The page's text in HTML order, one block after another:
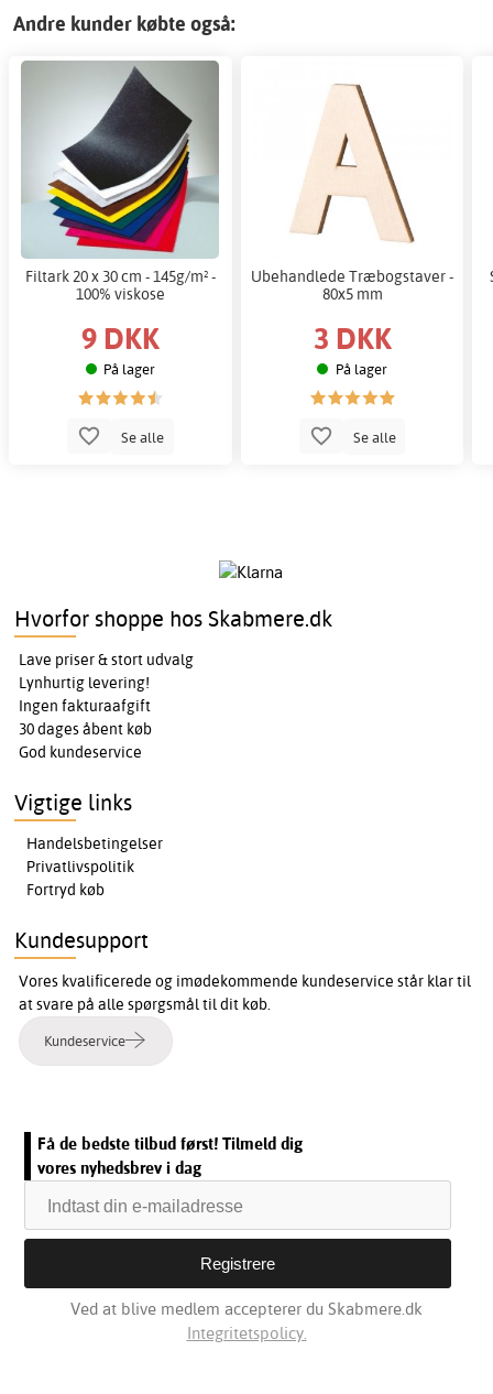
Andre kunder købte også:
Filtark 20 x 30 cm - 145g/m² -
100% viskose
9 DKK
På lager
Se alle
Ubehandlede Træbogstaver -
80x5 mm
3 DKK
På lager
Se alle
Hvorfor shoppe hos Skabmere.dk
Lave priser & stort udvalg
Lynhurtig levering!
Ingen fakturaafgift
30 dages åbent køb
God kundeservice
Vigtige links
Handelsbetingelser
Privatlivspolitik
Fortryd køb
Kundesupport
Vores kvalificerede og imødekommende kundeservice står klar til
at svare på alle spørgsmål til dit køb.
Kundeservice
Få de bedste tilbud først! Tilmeld dig
vores nyhedsbrev i dag
Ved at blive medlem accepterer du Skabmere.dk
Integritetspolicy.